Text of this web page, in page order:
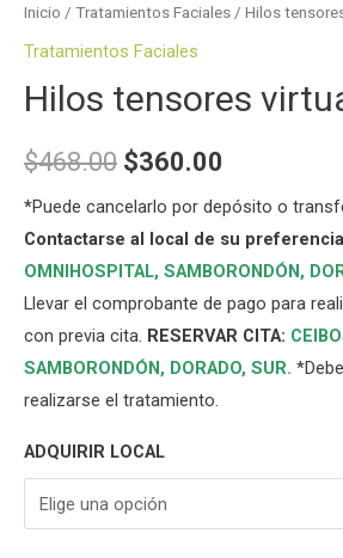
Inicio / Tratamientos Faciales / Hilos
Tratamientos Faciales
Hilos tensores
$468.00 $360.00
*Puede cancelarlo por depósito o
Contactarse al local de su
OMNIHOSPITAL, SAMBORONDÓN,
Llevar el comprobante de pago para
con previa cita. RESERVAR CITA:
SAMBORONDÓN, DORADO, SUR.
realizarse el tratamiento.
ADQUIRIR LOCAL